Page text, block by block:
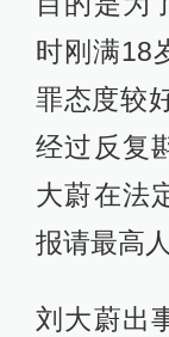
时刚满18
罪态度较
经过反复
大蔚在法
报请最高
刘大蔚出